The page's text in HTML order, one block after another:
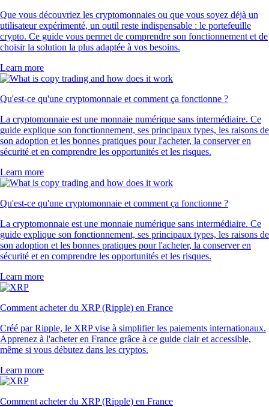
Que vous découvriez les cryptomonnaies ou que vous soyez déjà un
utilisateur expérimenté, un outil reste indispensable : le portefeuille
crypto. Ce guide vous permet de comprendre son fonctionnement et de
choisir la solution la plus adaptée à vos besoins.
Learn more
Qu'est-ce qu'une cryptomonnaie et comment ça fonctionne ?
La cryptomonnaie est une monnaie numérique sans intermédiaire. Ce
guide explique son fonctionnement, ses principaux types, les raisons de
son adoption et les bonnes pratiques pour l'acheter, la conserver en
sécurité et en comprendre les opportunités et les risques.
Learn more
Qu'est-ce qu'une cryptomonnaie et comment ça fonctionne ?
La cryptomonnaie est une monnaie numérique sans intermédiaire. Ce
guide explique son fonctionnement, ses principaux types, les raisons de
son adoption et les bonnes pratiques pour l'acheter, la conserver en
sécurité et en comprendre les opportunités et les risques.
Learn more
Comment acheter du XRP (Ripple) en France
Créé par Ripple, le XRP vise à simplifier les paiements internationaux.
Apprenez à l'acheter en France grâce à ce guide clair et accessible,
même si vous débutez dans les cryptos.
Learn more
Comment acheter du XRP (Ripple) en France